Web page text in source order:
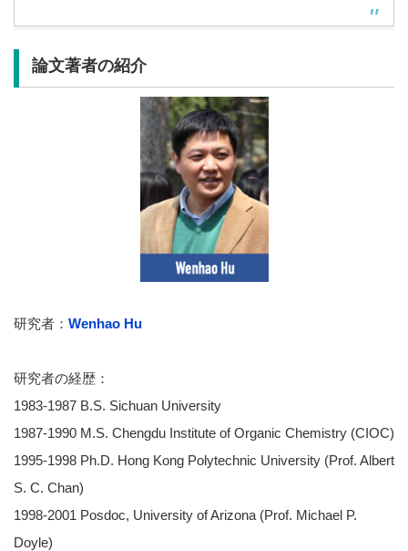
論文著者の紹介
研究者： Wenhao Hu
研究者の経歴：
1983-1987 B.S. Sichuan University
1987-1990 M.S. Chengdu Institute of Organic Chemistry (CIOC)
1995-1998 Ph.D. Hong Kong Polytechnic University (Prof. Albert
S. C. Chan)
1998-2001 Posdoc, University of Arizona (Prof. Michael P.
Doyle)